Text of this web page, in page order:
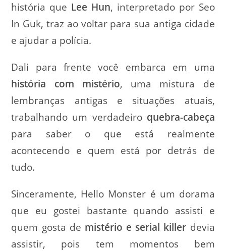
história que Lee Hun, interpretado por Seo
In Guk, traz ao voltar para sua antiga cidade
e ajudar a polícia.
Dali para frente você embarca em uma
história com mistério, uma mistura de
lembranças antigas e situações atuais,
trabalhando um verdadeiroquebra-cabeça
para saber o que está realmente
acontecendo e quem está por detrás de
tudo.
Sinceramente, Hello Monster é um dorama
que eu gostei bastante quando assisti e
quem gosta de mistério e serial killer devia
assistir, pois tem momentos bem